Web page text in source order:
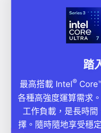
踏
最高搭載 Intel®
各種高強度運算需求
工作負載，是長時
擇。隨時隨地享受穩